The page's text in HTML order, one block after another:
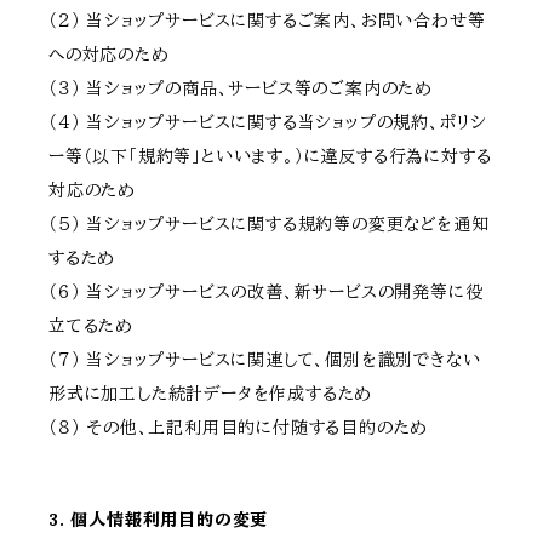
（２） 当ショップサービスに関するご案内、お問い合わせ等
への対応のため
（３） 当ショップの商品、サービス等のご案内のため
（４） 当ショップサービスに関する当ショップの規約、ポリシ
ー等（以下「規約等」といいます。）に違反する行為に対する
対応のため
（５） 当ショップサービスに関する規約等の変更などを通知
するため
（６） 当ショップサービスの改善、新サービスの開発等に役
立てるため
（７） 当ショップサービスに関連して、個別を識別できない
形式に加工した統計データを作成するため
（８） その他、上記利用目的に付随する目的のため
3. 個人情報利用目的の変更